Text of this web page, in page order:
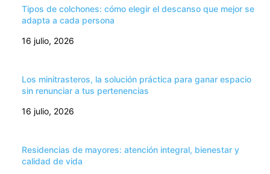
Tipos de colchones: cómo elegir el descanso que mejor se
adapta a cada persona
16 julio, 2026
Los minitrasteros, la solución práctica para ganar espacio
sin renunciar a tus pertenencias
16 julio, 2026
Residencias de mayores: atención integral, bienestar y
calidad de vida